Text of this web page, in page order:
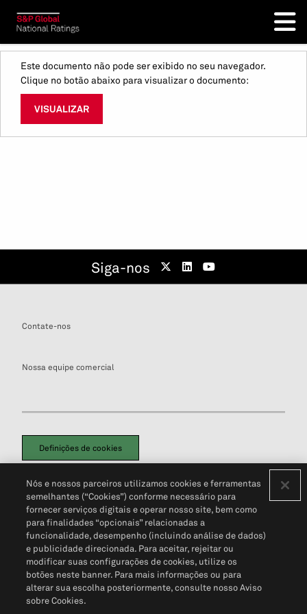
Este documento não pode ser exibido no seu navegador.
Clique no botão abaixo para visualizar o documento:
VISUALIZAR
Siga-nos
Contate-nos
Nossa equipe comercial
Definições de cookies
Política de PrivacidadePortal de privacidade do cliente (em inglês)
Não Venda Minhas Informações Pessoais© 2026 S&P Global
Nós e nossos parceiros utilizamos cookies e ferramentas
semelhantes (“Cookies”) conforme necessário para
fornecer serviços digitais e operar nosso site, bem como
para finalidades “opcionais” relacionadas a
funcionalidade, desempenho (incluindo análise de dados)
e publicidade direcionada. Para aceitar, rejeitar ou
modificar suas configurações de cookies, utilize os
botões neste banner. Para mais informações ou para
alterar sua escolha posteriormente, consulte nosso Aviso
sobre Cookies.